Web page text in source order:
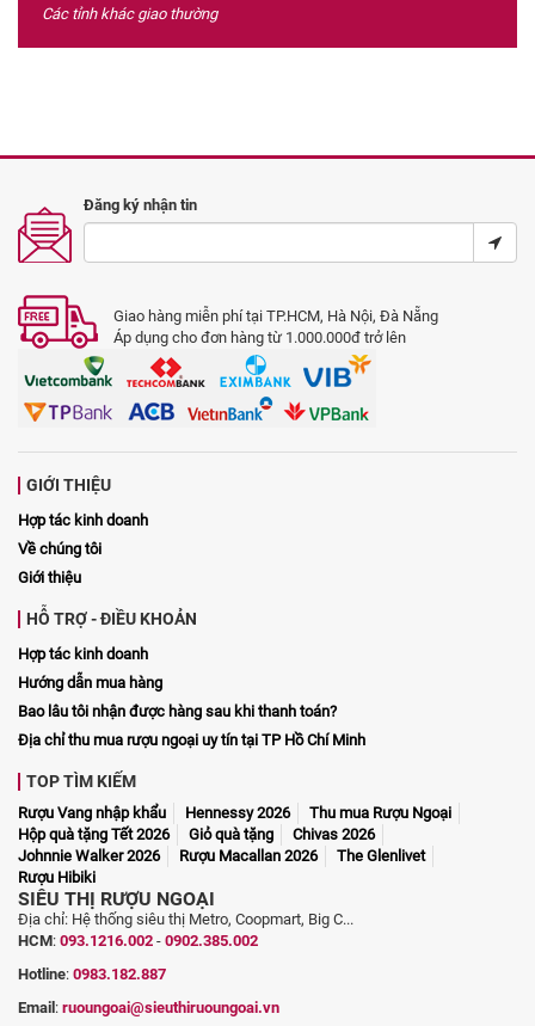
Các tỉnh khác giao thường
Đăng ký nhận tin
Giao hàng miễn phí tại TP.HCM, Hà Nội, Đà Nẵng
Áp dụng cho đơn hàng từ 1.000.000đ trở lên
GIỚI THIỆU
Hợp tác kinh doanh
Về chúng tôi
Giới thiệu
HỖ TRỢ - ĐIỀU KHOẢN
Hợp tác kinh doanh
Hướng dẫn mua hàng
Bao lâu tôi nhận được hàng sau khi thanh toán?
Địa chỉ thu mua rượu ngoại uy tín tại TP Hồ Chí Minh
TOP TÌM KIẾM
Rượu Vang nhập khẩu Hennessy 2026
Thu mua Rượu Ngoại
Hộp quà tặng Tết 2026
Giỏ quà tặng
Chivas 2026
Johnnie Walker 2026
Rượu Macallan 2026
The Glenlivet
Rượu Hibiki
SIÊU THỊ RƯỢU NGOẠI
Địa chỉ: Hệ thống siêu thị Metro, Coopmart, Big C...
HCM: 093.1216.002 - 0902.385.002
Hotline: 0983.182.887
Email : ruoungoai@sieuthiruoungoai.vn